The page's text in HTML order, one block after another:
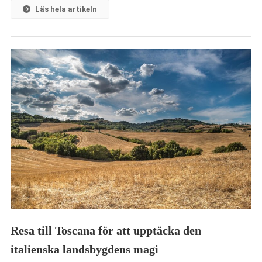
Läs hela artikeln
Resa till Toscana för att upptäcka den
italienska landsbygdens magi